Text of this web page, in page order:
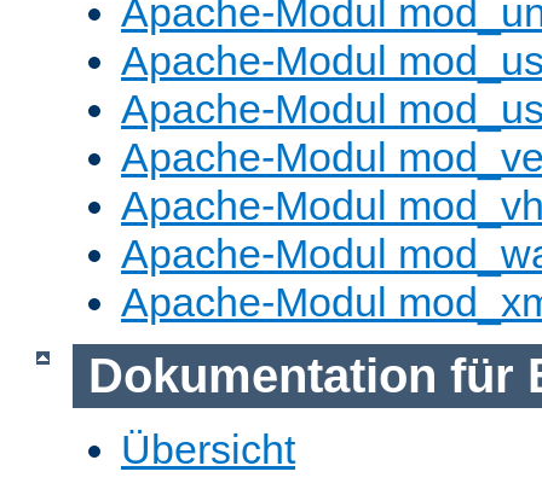
Apache-Modul
Apache-Modul
Apache-Modul
Apache-Modul
Apache-Modul
Apache-Modul
Apache-Modul
Dokumentation für
Übersicht